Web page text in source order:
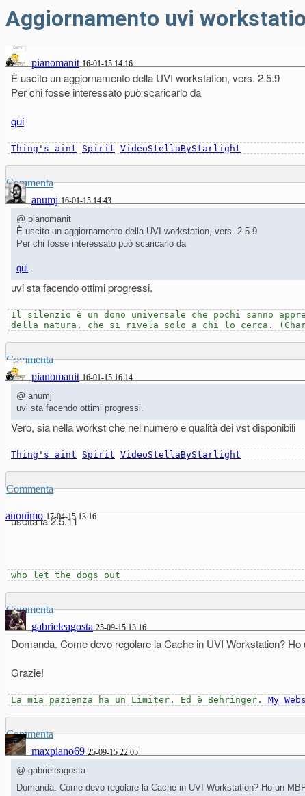
Aggiornamento uvi
pianomanit 16-01-15 14.16
È uscito un aggiornamento della UVI workstation, vers. 2.5.9
Per chi fosse interessato può scaricarlo da
qui
Thing's aint Spirit VideoStellaByStarlight
Commenta
anumj 16-01-15 14.43
@ pianomanit
È uscito un aggiornamento della UVI workstation, vers. 2.5.9
Per chi fosse interessato può scaricarlo da
qui
uvi sta facendo ottimi progressi.
Il silenzio è un dono universale che pochi sanno
della natura, che si rivela solo a chi lo cerca.
Commenta
pianomanit 16-01-15 16.14
@ anumj
uvi sta facendo ottimi progressi.
Vero, sia nella workst che nel numero e qualità dei vst disponibili
Thing's aint Spirit VideoStellaByStarlight
Commenta
anonimo 17-04-15 13.16
uscita la 2.5.11
who let the dogs out
Commenta
gabrieleagosta 25-09-15 13.16
Domanda. Come devo regolare la Cache in UVI Workstation?
Grazie!
La mia pazienza ha un Limiter. Ed è Behringer. My
Commenta
maxpiano69 25-09-15 22.05
@ gabrieleagosta
Domanda. Come devo regolare la Cache in UVI Workstation? Ho un